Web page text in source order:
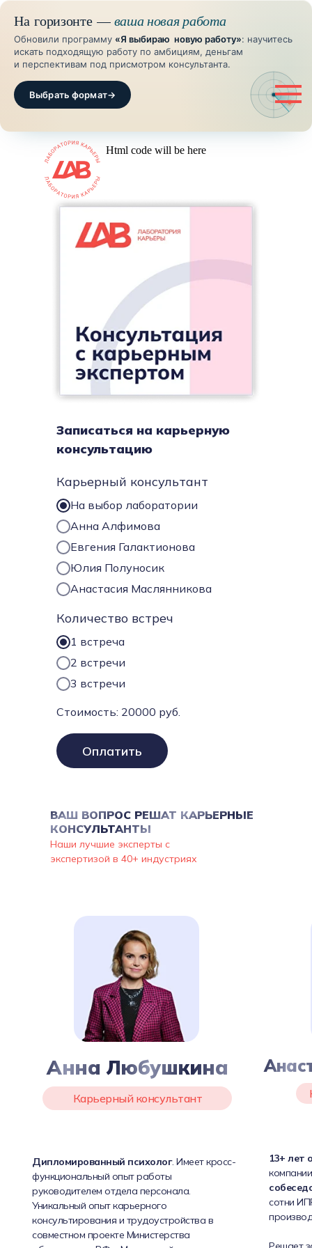
На горизонте —ваша новая работа
Обновили программу «Я выбираю новую работу»: научитесь
искать подходящую работу по амбициям, деньгам
и перспективам под присмотром консультанта.
Выбрать формат→
Html code will be here
Карьерный консультант
На выбор лаборатории
Анна Алфимова
Евгения Галактионова
Юлия Полуносик
Анастасия Маслянникова
Количество встреч
1 встреча
2 встречи
3 встречи
Стоимость: 20000 руб.
Оплатить
Записаться на карьерную
консультацию
ВАШ ВОПРОС РЕШАТ КАРЬЕРНЫЕ
КОНСУЛЬТАНТЫ
Наши лучшие эксперты с
экспертизой в 40+ индустриях
13+ лет
сотни
Дипломированный психолог. Имеет кросс-
функциональный опыт работы
руководителем отдела персонала.
Уникальный опыт карьерного
консультирования и трудоустройства в
совместном проекте Министерства
Карьерный консультант
Анна Любушкина